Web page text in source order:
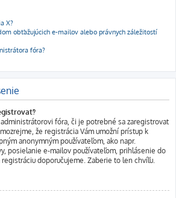
X?
obťažujúcich e-mailov alebo právnych záležitostí
fóra?
fóra, či je potrebné sa zaregistrovať
že registrácia Vám umožní prístup k
anonymným používateľom, ako napr.
posielanie e-mailov používateľom, prihlásenie do
doporučujeme. Zaberie to len chvíľu.